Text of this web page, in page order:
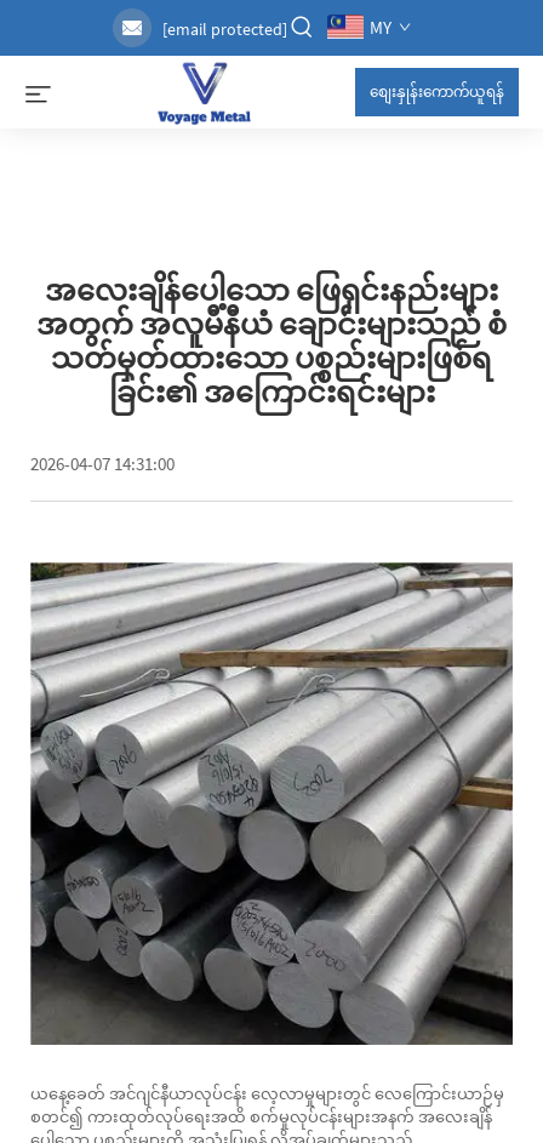
[email protected] MY
စျေးနှုန်းကောက်ယူရန်
အလေးချိန်ပေါ့သော ဖြေရှင်းနည်းများ
အတွက် အလူမီနီယံ ချောင်းများသည် စံ
သတ်မှတ်ထားသော ပစ္စည်းများဖြစ်ရ
ခြင်း၏ အကြောင်းရင်းများ
2026-04-07 14:31:00
ယနေ့ခေတ် အင်ဂျင်နီယာလုပ်ငန်း လေ့လာမှုများတွင် လေကြောင်းယာဉ်မှ
စတင်၍ ကားထုတ်လုပ်ရေးအထိ စက်မှုလုပ်ငန်းများအနက် အလေးချိန်